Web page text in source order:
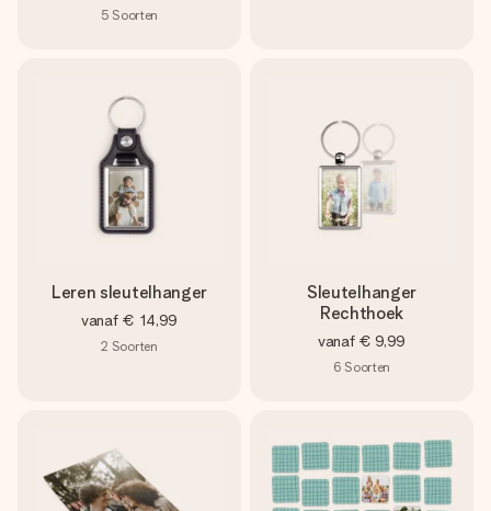
5 Soorten
Leren sleutelhanger
vanaf € 14,99
2 Soorten
Sleutelhanger
Rechthoek
vanaf € 9,99
6 Soorten